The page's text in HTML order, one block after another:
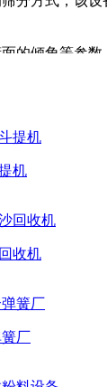
的倾角等参
机
收机
厂